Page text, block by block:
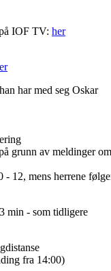
IOF TV: her
har med seg Oskar
grunn av meldinger om
12, mens herrene
min - som tidligere
fra 14:00)